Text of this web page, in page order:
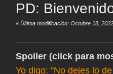
PD:
«Última modificación: Octubre 18,
Spoiler (click para
Yo digo: "No dejes lo